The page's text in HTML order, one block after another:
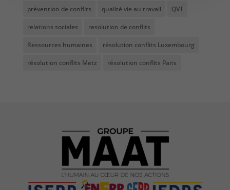
prévention de conflits qualité vie au travail QVT
relations sociales resolution de conflits
Ressources humaines résolution conflits Luxembourg
résolution conflits Metz résolution conflits Paris